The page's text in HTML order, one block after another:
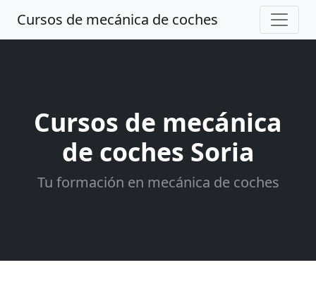
Cursos de mecánica de coches
Cursos de mecánica
de coches Soria
Tu formación en mecánica de coches